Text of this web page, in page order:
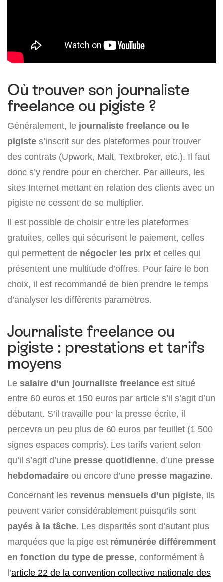
Où trouver son journaliste
freelance ou pigiste ?
Généralement, le journaliste freelance ou le
pigiste s’inscrit sur des plateformes pour trouver
des contrats (Upwork, Malt, Textbroker, etc.). Il faut
donc s’y rendre pour en chercher. Par ailleurs, les
sites Internet mettant en relation des clients avec un
pigiste ne cessent de se multiplier.
Il est possible de choisir entre les plateformes
gratuites, celles qui sécurisent le paiement, celles
qui permettent de négocier les prix et celles qui
présentent une multitude d’offres. Pour faire le bon
choix, il est recommandé de bien prendre le temps
d’analyser les différents paramètres.
Journaliste freelance ou
pigiste : prestations et tarifs
moyens
Le salaire d’un journaliste freelance est situé
entre 60 euros et 150 euros par article s’il s’agit d’un
débutant. S’il travaille pour la presse écrite, il
percevra un peu plus de 60 euros par feuillet (1 500
signes espaces compris). Les tarifs varient selon
qu’il s’agit d’une presse quotidienne, d’une presse
hebdomadaire ou encore d’une presse magazine.
Concernant les revenus mensuels d’un pigiste, ils
peuvent varier considérablement puisqu’ils sont
payés à la tâche. Les disparités sont d’autant plus
marquées que la pige est rémunérée différemment
en fonction du type de presse, conformément à
l’article 22 de la convention collective nationale des